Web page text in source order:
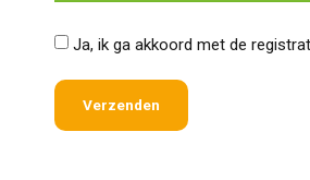
Ja, ik ga akkoord met de